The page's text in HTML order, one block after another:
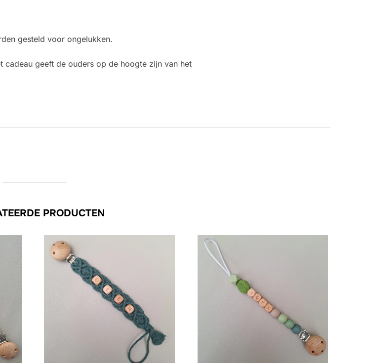
gesteld voor ongelukken.
geeft de ouders op de hoogte zijn van het
PRODUCTEN